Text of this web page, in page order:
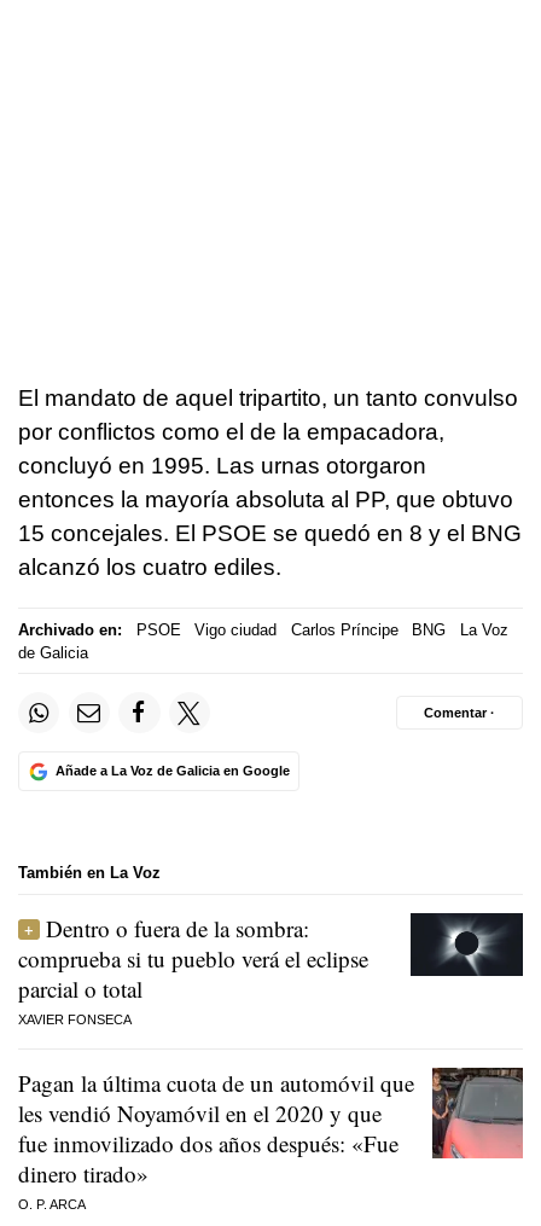
El mandato de aquel tripartito, un tanto convulso
por conflictos como el de la empacadora,
concluyó en 1995. Las urnas otorgaron
entonces la mayoría absoluta al PP, que obtuvo
15 concejales. El PSOE se quedó en 8 y el BNG
alcanzó los cuatro ediles.
Archivado en: PSOE Vigo ciudad Carlos Príncipe BNG
La Voz
de Galicia
Añade a La Voz de Galicia en Google
Comentar ·
También en La Voz
Dentro o fuera de la sombra:
comprueba si tu pueblo verá el eclipse
parcial o total
XAVIER FONSECA
Pagan la última cuota de un automóvil que
les vendió Noyamóvil en el 2020 y que
fue inmovilizado dos años después: «Fue
dinero tirado»
O. P. ARCA